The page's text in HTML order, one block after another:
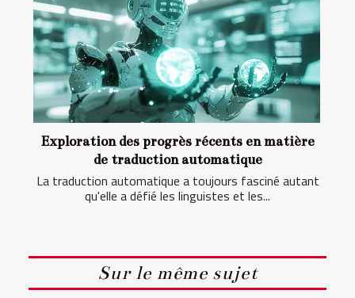
Exploration des progrès récents en matière
de traduction automatique
La traduction automatique a toujours fasciné autant
qu'elle a défié les linguistes et les...
Sur le même sujet